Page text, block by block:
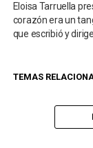
Eloisa Tarruella
corazón era un
que escribió y dirige
TEMAS